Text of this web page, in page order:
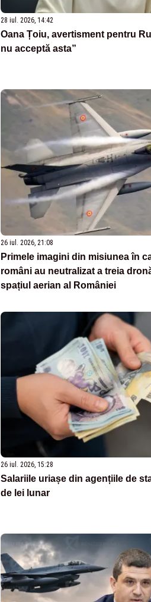
28 iul. 2026, 14:42
Oana Țoiu, avertisment pentru
nu acceptă asta”
26 iul. 2026, 21:08
Primele imagini din misiunea în
români au neutralizat a treia
spațiul aerian al României
26 iul. 2026, 15:28
Salariile uriașe din agențiile de
de lei lunar